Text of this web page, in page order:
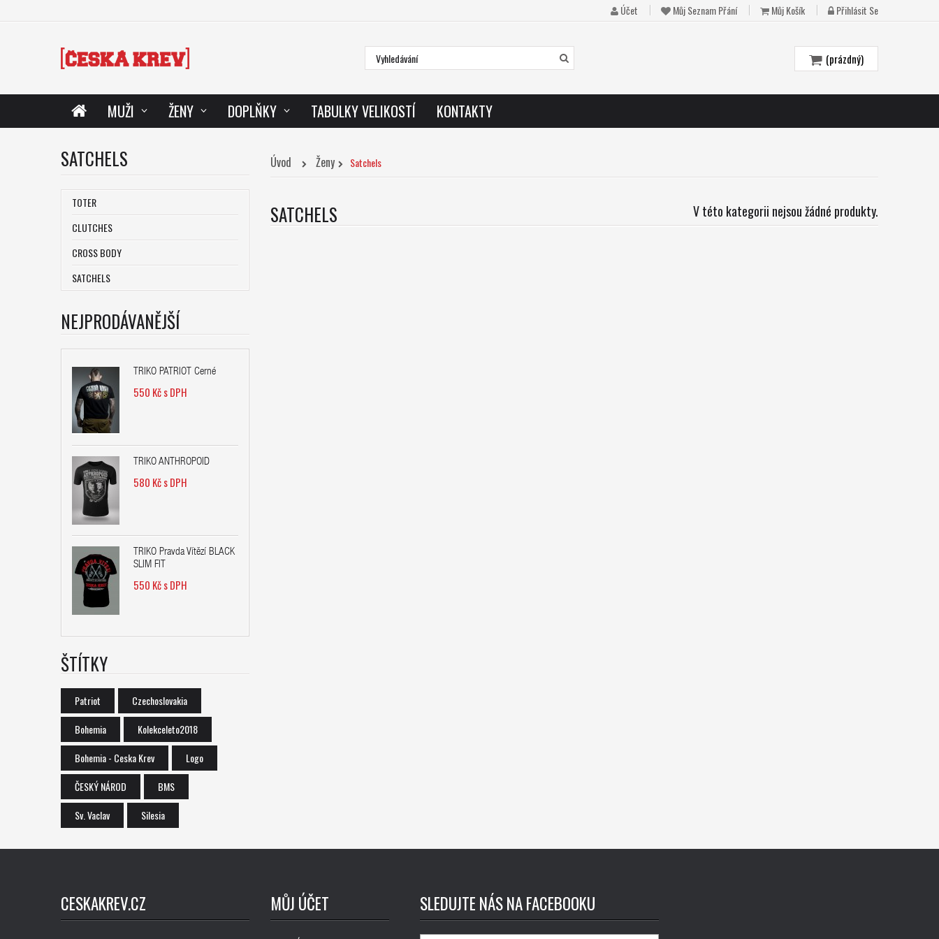
Účet Můj Seznam Přání Můj Košík Přihlásit Se
(prázdný)
MUŽI ŽENY DOPLŇKY TABULKY VELIKOSTÍ KONTAKTY
SATCHELS
TOTER
CLUTCHES
CROSS BODY
SATCHELS
NEJPRODÁVANĚJŠÍ
TRIKO PATRIOT Černé
550 Kč s DPH
TRIKO ANTHROPOID
580 Kč s DPH
TRIKO Pravda Vítězí BLACK
SLIM FIT
550 Kč s DPH
ŠTÍTKY
Patriot
Czechoslovakia
Bohemia
Kolekceleto2018
Bohemia - Ceska Krev
Logo
ČESKÝ NÁROD
BMS
Sv. Vaclav
Silesia
Úvod Ženy Satchels
SATCHELS V této kategorii nejsou žádné produkty.
CESKAKREV.CZ MŮJ ÚČET SLEDUJTE NÁS NA FACEBOOKU